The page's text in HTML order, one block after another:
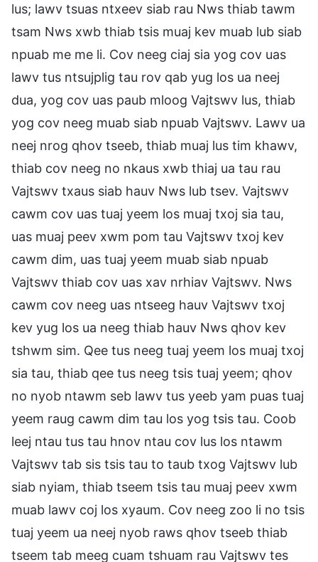
lus; lawv tsuas ntxeev siab rau Nws thiab tawm
tsam Nws xwb thiab tsis muaj kev muab lub siab
npuab me me li. Cov neeg ciaj sia yog cov uas
lawv tus ntsujplig tau rov qab yug los ua neej
dua, yog cov uas paub mloog Vajtswv lus, thiab
yog cov neeg muab siab npuab Vajtswv. Lawv ua
neej nrog qhov tseeb, thiab muaj lus tim khawv,
thiab cov neeg no nkaus xwb thiaj ua tau rau
Vajtswv txaus siab hauv Nws lub tsev. Vajtswv
cawm cov uas tuaj yeem los muaj txoj sia tau,
uas muaj peev xwm pom tau Vajtswv txoj kev
cawm dim, uas tuaj yeem muab siab npuab
Vajtswv thiab cov uas xav nrhiav Vajtswv. Nws
cawm cov neeg uas ntseeg hauv Vajtswv txoj
kev yug los ua neeg thiab hauv Nws qhov kev
tshwm sim. Qee tus neeg tuaj yeem los muaj txoj
sia tau, thiab qee tus neeg tsis tuaj yeem; qhov
no nyob ntawm seb lawv tus yeeb yam puas tuaj
yeem raug cawm dim tau los yog tsis tau. Coob
leej ntau tus tau hnov ntau cov lus los ntawm
Vajtswv tab sis tsis tau to taub txog Vajtswv lub
siab nyiam, thiab tseem tsis tau muaj peev xwm
muab lawv coj los xyaum. Cov neeg zoo li no tsis
tuaj yeem ua neej nyob raws qhov tseeb thiab
tseem tab meeg cuam tshuam rau Vajtswv tes